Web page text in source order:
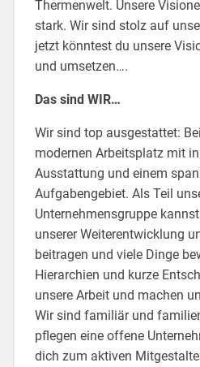
Thermenwelt. Unsere
stark. Wir sind stolz auf
jetzt könntest du unsere
und umsetzen….
Das sind WIR…
Wir sind top ausgestattet:
modernen Arbeitsplatz mit
Ausstattung und einem
Aufgabengebiet. Als Teil
Unternehmensgruppe
unserer Weiterentwicklung
beitragen und viele Dinge
Hierarchien und kurze
unsere Arbeit und machen
Wir sind familiär und
pflegen eine offene
dich zum aktiven